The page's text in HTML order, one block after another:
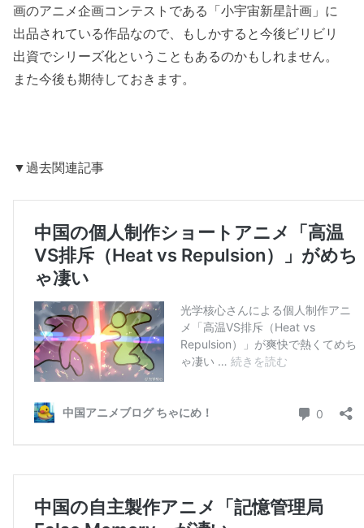
画のアニメ企画コンテストである「小宇宙新星計画」に
出品されている作品なので、もしかすると今後ビリビリ
出資でシリーズ化ということもあるのかもしれません。
また今後も期待しておきます。
▼過去関連記事